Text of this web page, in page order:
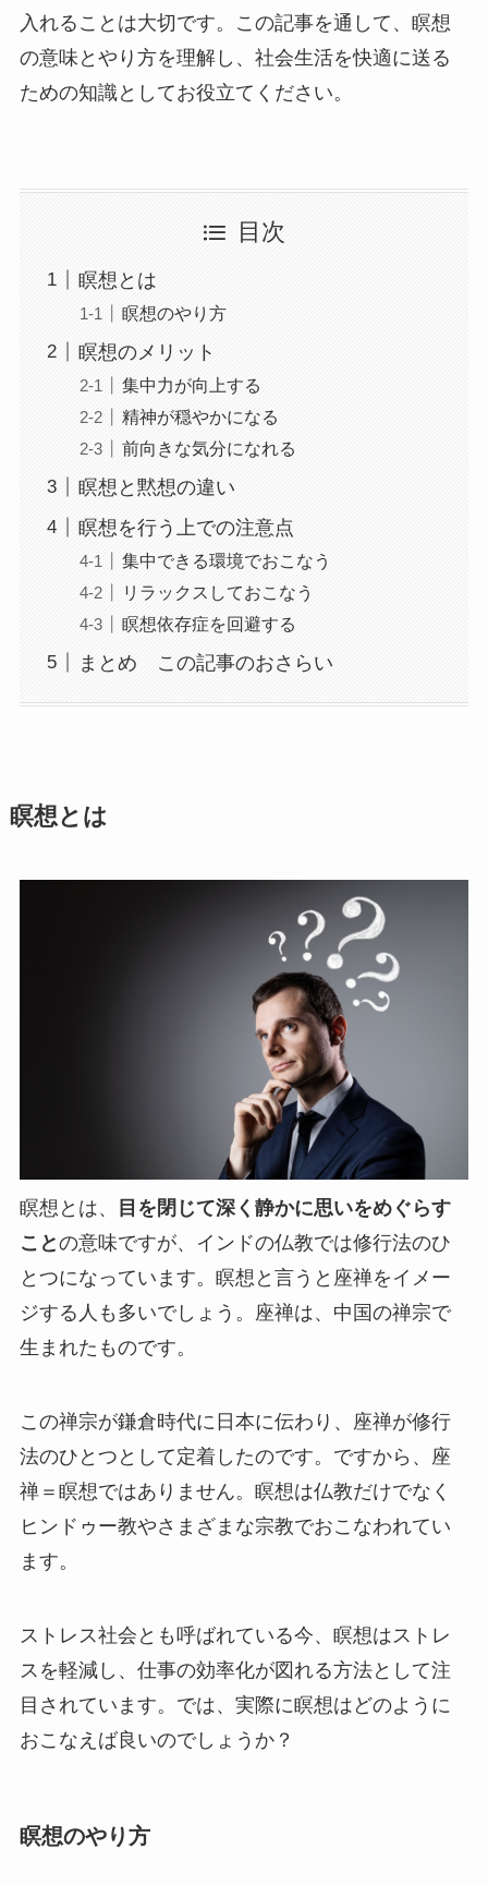
入れることは大切です。この記事を通して、瞑想
の意味とやり方を理解し、社会生活を快適に送る
ための知識としてお役立てください。
目次
瞑想とは
瞑想のやり方
瞑想のメリット
集中力が向上する
精神が穏やかになる
前向きな気分になれる
瞑想と黙想の違い
瞑想を行う上での注意点
集中できる環境でおこなう
リラックスしておこなう
瞑想依存症を回避する
まとめ この記事のおさらい
瞑想とは
瞑想とは、
目を閉じて深く静かに思いをめぐらす
ことの意味ですが、インドの仏教では修行法のひ
とつになっています。瞑想と言うと座禅をイメー
ジする人も多いでしょう。座禅は、中国の禅宗で
生まれたものです。
この禅宗が鎌倉時代に日本に伝わり、座禅が修行
法のひとつとして定着したのです。ですから、座
禅＝瞑想ではありません。瞑想は仏教だけでなく
ヒンドゥー教やさまざまな宗教でおこなわれてい
ます。
ストレス社会とも呼ばれている今、瞑想はストレ
スを軽減し、仕事の効率化が図れる方法として注
目されています。では、実際に瞑想はどのように
おこなえば良いのでしょうか？
瞑想のやり方